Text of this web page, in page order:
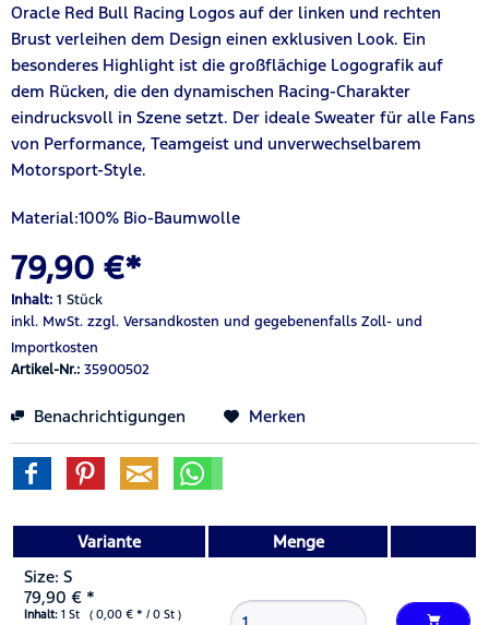
Oracle Red Bull Racing Logos auf der linken und rechten
Brust verleihen dem Design einen exklusiven Look. Ein
besonderes Highlight ist die großflächige Logografik auf
dem Rücken, die den dynamischen Racing-Charakter
eindrucksvoll in Szene setzt. Der ideale Sweater für alle Fans
von Performance, Teamgeist und unverwechselbarem
Motorsport-Style.
Material:100% Bio-Baumwolle
79,90 €*
Inhalt: 1 Stück
inkl. MwSt. zzgl. Versandkosten und gegebenenfalls Zoll- und
Importkosten
Artikel-Nr.: 35900502
Benachrichtigungen Merken
Variante
Menge
Size: S
79,90 € *
Inhalt: 1 St ( 0,00 € * / 0 St )